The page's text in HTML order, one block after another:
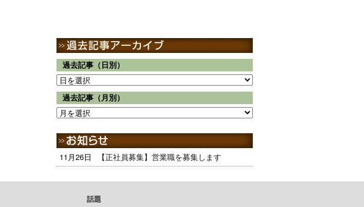
過去記事（日別）
過去記事（月別）
11月26日 【正社員募集】営業職を募集します
話題